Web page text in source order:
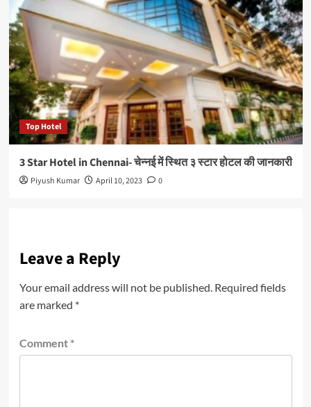
Top Hotel
3 Star Hotel in Chennai- चेन्नई में स्थित ३ स्टार होटल की जानकारी
Piyush Kumar April 10, 2023 0
Leave a Reply
Your email address will not be published. Required fields
are marked *
Comment *